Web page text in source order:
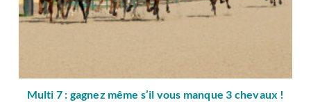
Multi 7 : gagnez même s’il vous manque 3 chevaux !